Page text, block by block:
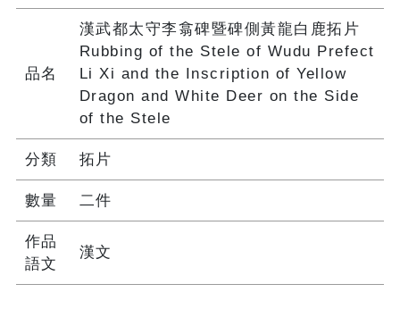
品名
漢武都太守李翕碑暨碑側黃龍白鹿拓片
Rubbing of the Stele of Wudu Prefect
Li Xi and the Inscription of Yellow
Dragon and White Deer on the Side
of the Stele
分類 拓片
數量 二件
作品
語文
漢文